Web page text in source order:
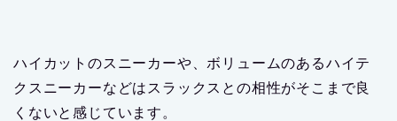
ハイカットのスニーカーや、ボリュームのあるハイテ
クスニーカーなどはスラックスとの相性がそこまで良
くないと感じています。